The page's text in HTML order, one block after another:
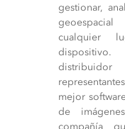
gestionar,
cualquier
dispositivo.
mejor
de
compañía